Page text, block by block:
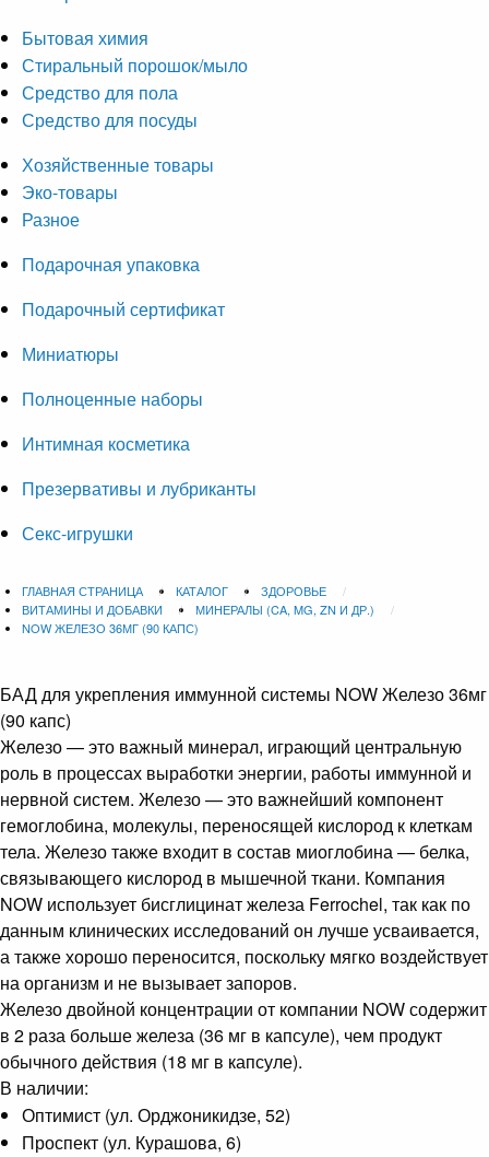
Бытовая химия
Стиральный порошок/мыло
Средство для пола
Средство для посуды
Хозяйственные товары
Эко-товары
Разное
Подарочная упаковка
Подарочный сертификат
Миниатюры
Полноценные наборы
Интимная косметика
Презервативы и лубриканты
Секс-игрушки
ГЛАВНАЯ СТРАНИЦА КАТАЛОГ
ЗДОРОВЬЕ
ВИТАМИНЫ И ДОБАВКИ
МИНЕРАЛЫ (CA, MG, ZN И ДР.)
NOW ЖЕЛЕЗО 36МГ (90 КАПС)
БАД для укрепления иммунной системы NOW Железо 36мг
(90 капс)
Железо — это важный минерал, играющий центральную
роль в процессах выработки энергии, работы иммунной и
нервной систем. Железо — это важнейший компонент
гемоглобина, молекулы, переносящей кислород к клеткам
тела. Железо также входит в состав миоглобина — белка,
связывающего кислород в мышечной ткани. Компания
NOW использует бисглицинат железа Ferrochel, так как по
данным клинических исследований он лучше усваивается,
а также хорошо переносится, поскольку мягко воздействует
на организм и не вызывает запоров.
Железо двойной концентрации от компании NOW содержит
в 2 раза больше железа (36 мг в капсуле), чем продукт
обычного действия (18 мг в капсуле).
В наличии:
Оптимист (ул. Орджоникидзе, 52)
Проспект (ул. Курашовa, 6)